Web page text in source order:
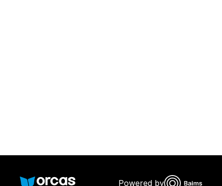
Or call us on
Powered by